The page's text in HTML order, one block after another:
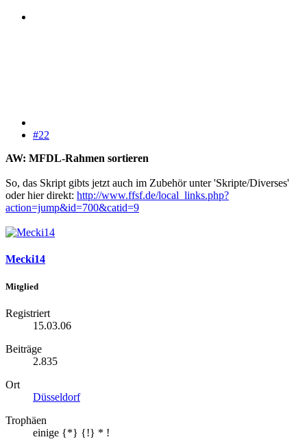
#22
AW: MFDL-Rahmen sortieren
So, das Skript gibts jetzt auch im Zubehör unter 'Skripte/Diverses'
oder hier direkt: http://www.ffsf.de/local_links.php?
action=jump&id=700&catid=9
Mecki14
Mitglied
Registriert
15.03.06
Beiträge
2.835
Ort
Düsseldorf
Trophäen
einige {*} {!} * !